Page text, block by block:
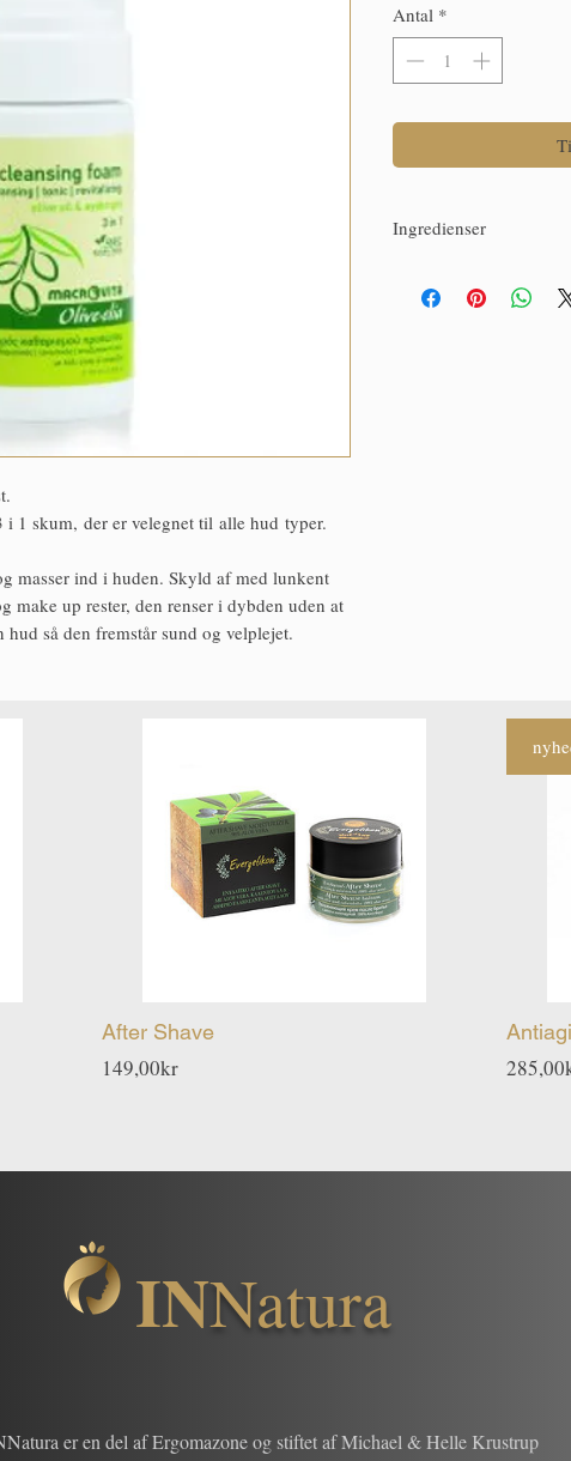
1 skum, der er velegnet til alle hud typer.
masser ind i huden. Skyld af med lunkent
make up rester, den renser i dybden uden at
så den fremstår sund og velplejet.
Antal *
Ingredienser
Eyebright*
After Shave
149,00krPris
INNatura
er en del af Ergomazone og stiftet af Michael & Helle Krustrup